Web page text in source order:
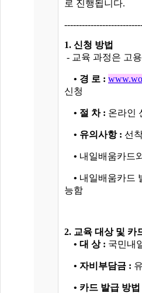
로 진행됩니다.
1. 신청 방법
- 교육 과정은 고
• 경 로 :
신청
• 절 차 : 온라인
• 유의사항 : 선
• 내일배움카드
• 내일배움카드
능함
2. 교육 대상 및 카
• 대 상 : 국민내
• 자비부담금 :
• 카드 발급 방